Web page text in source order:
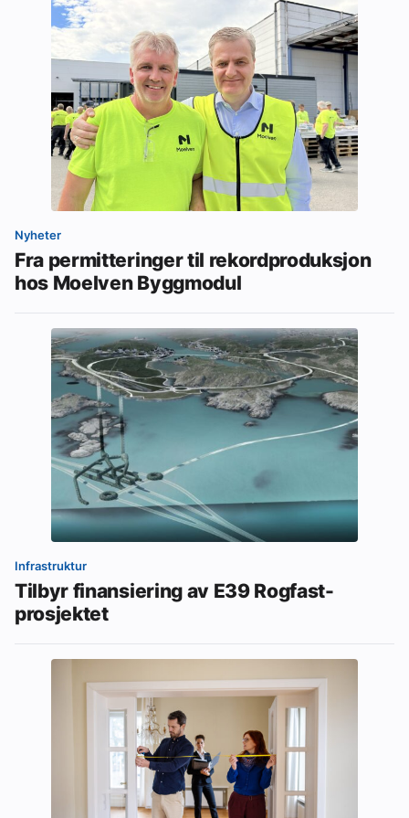
Nyheter
Fra permitteringer til rekordproduksjon
hos Moelven Byggmodul
Infrastruktur
Tilbyr finansiering av E39 Rogfast-
prosjektet